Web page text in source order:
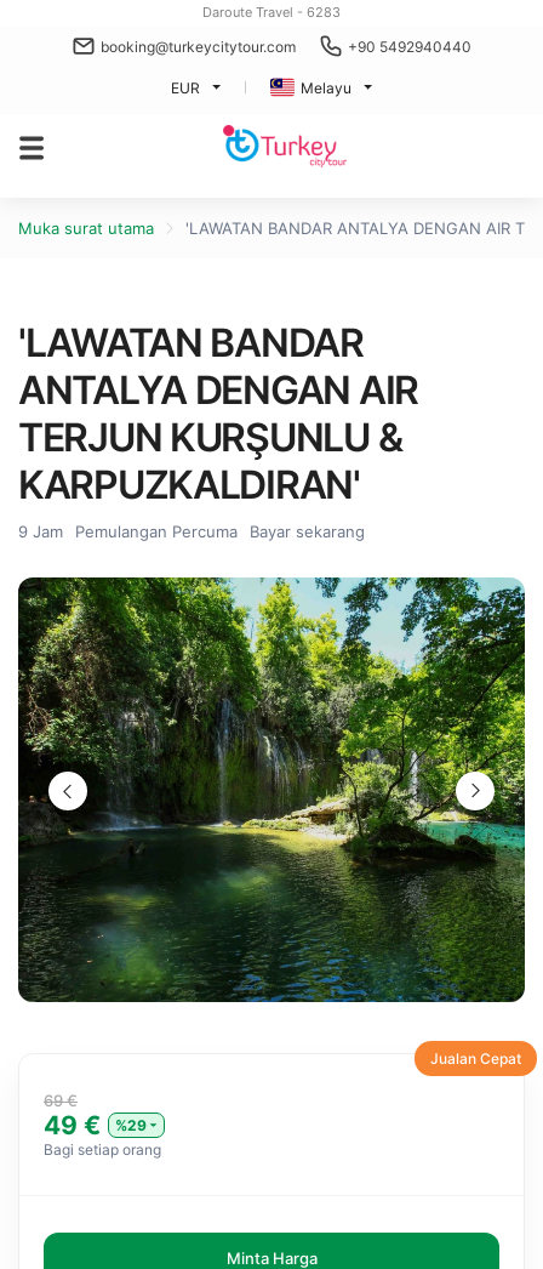
Daroute Travel - 6283
booking@turkeycitytour.com +90 5492940440
EUR Melayu
Muka surat utama 'LAWATAN BANDAR ANTALYA DENGAN AIR
'LAWATAN BANDAR
ANTALYA DENGAN AIR
TERJUN KURŞUNLU &
KARPUZKALDIRAN'
9 Jam Pemulangan Percuma Bayar sekarang
Jualan Cepat
69 €
49 €
%29
Bagi setiap orang
Minta Harga